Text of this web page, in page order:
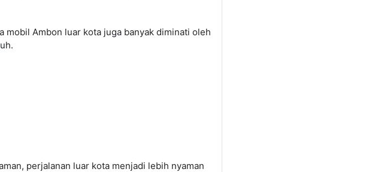
mobil Ambon luar kota juga banyak diminati oleh
perjalanan luar kota menjadi lebih nyaman